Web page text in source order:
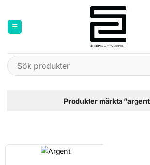
content
Sök
efter:
Produkter märkta